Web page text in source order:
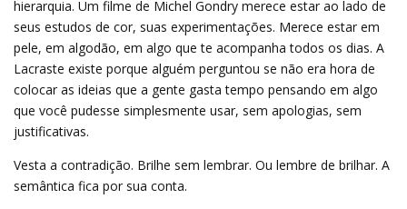
hierarquia. Um filme de Michel Gondry merece estar ao lado de
seus estudos de cor, suas experimentações. Merece estar em
pele, em algodão, em algo que te acompanha todos os dias. A
Lacraste existe porque alguém perguntou se não era hora de
colocar as ideias que a gente gasta tempo pensando em algo
que você pudesse simplesmente usar, sem apologias, sem
justificativas.
Vesta a contradição. Brilhe sem lembrar. Ou lembre de brilhar. A
semântica fica por sua conta.